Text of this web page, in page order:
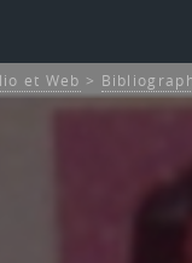
et Web >